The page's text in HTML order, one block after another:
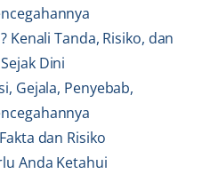
Kenali Tanda, Risiko, dan
Dini
Gejala, Penyebab,
dan Risiko
Anda Ketahui